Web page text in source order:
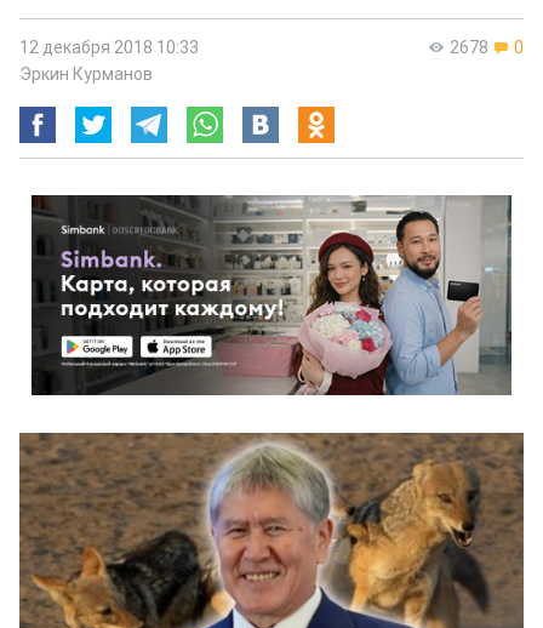
2678 0
12 декабря 2018 10:33
Эркин Курманов